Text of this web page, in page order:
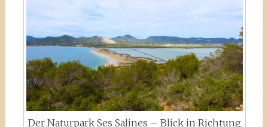
Der Naturpark Ses Salines – Blick in Richtung